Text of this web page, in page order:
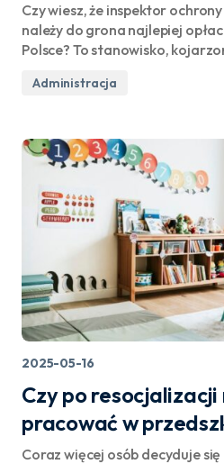
Czy wiesz, że inspektor
należy do grona najlepiej
Polsce? To stanowisko,
Administracja
2025-05-16
Czy po resocjalizacji
pracować w
Coraz więcej osób decyduje